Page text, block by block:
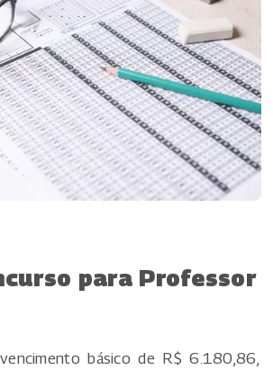
para Professor
vencimento básico de R$ 6.180,86,